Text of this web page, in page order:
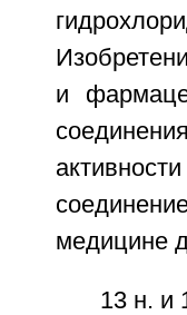
и
медицине
13 н. и